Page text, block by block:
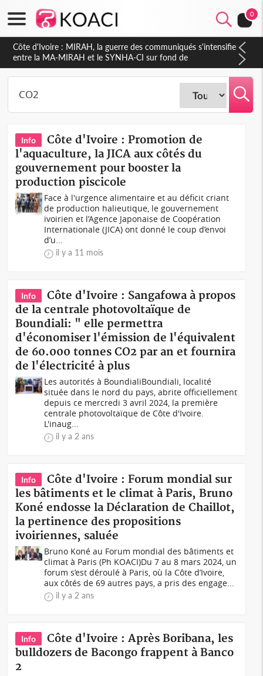
0
Côte d'Ivoire : Indépendance 2026, Thiam plaide pour un
environnement démocratique plus apaisé
Info
Côte d'Ivoire : Promotion de
l'aquaculture, la JICA aux côtés du
gouvernement pour booster la
production piscicole
Face à l'urgence alimentaire et au déficit criant
de production halieutique, le gouvernement
ivoirien et l’Agence Japonaise de Coopération
Internationale (JICA) ont donné le coup d’envoi
d’u...
il y a 11 mois
Info
Côte d'Ivoire : Sangafowa à propos
de la centrale photovoltaïque de
Boundiali: " elle permettra
d'économiser l'émission de l'équivalent
de 60.000 tonnes CO2 par an et fournira
de l'électricité à plus
Les autorités à BoundialiBoundiali, localité
située dans le nord du pays, abrite officiellement
depuis ce mercredi 3 avril 2024, la première
centrale photovoltaïque de Côte d'Ivoire.
L'inaug...
il y a 2 ans
Info
Côte d'Ivoire : Forum mondial sur
les bâtiments et le climat à Paris, Bruno
Koné endosse la Déclaration de Chaillot,
la pertinence des propositions
ivoiriennes, saluée
Bruno Koné au Forum mondial des bâtiments et
climat à Paris (Ph KOACI)Du 7 au 8 mars 2024, un
forum s’est déroulé à Paris, où la Côte d’Ivoire,
aux côtés de 69 autres pays, a pris des engage...
il y a 2 ans
Info
Côte d'Ivoire : Après Boribana, les
bulldozers de Bacongo frappent à Banco
2